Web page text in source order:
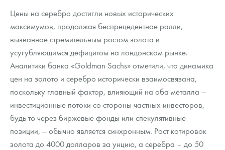
Золотые слитки
Аксессуары
Гарри Поттер
Год Лошади
Флот: ледоколы и корабли
Жетоны "Необыкновенные обитатели глубин"
Выкуп серебряных монет
Вопрос - ответ
Памятка для работы с монетами из драгметаллов
Условия возврата
Монеты
Политика конфиденциальности
Политика использования Cookies
2026 год
Георгий Победоносец - динамика цен
Лом выкуп
Скупка слитков
О нас
Наши преимущества
Пресс-служба
Цены на серебро достигли новых исторических
максимумов, продолжая беспрецедентное ралли,
вызванное стремительным ростом золота и
усугубляющимся дефицитом на лондонском рынке.
Аналитики банка «Goldman Sachs» отметили, что динамика
цен на золото и серебро исторически взаимосвязана,
поскольку главный фактор, влияющий на оба металла —
инвестиционные потоки со стороны частных инвесторов,
будь то через биржевые фонды или спекулятивные
позиции, — обычно является синхронным. Рост котировок
золота до 4000 долларов за унцию, а серебра – до 50